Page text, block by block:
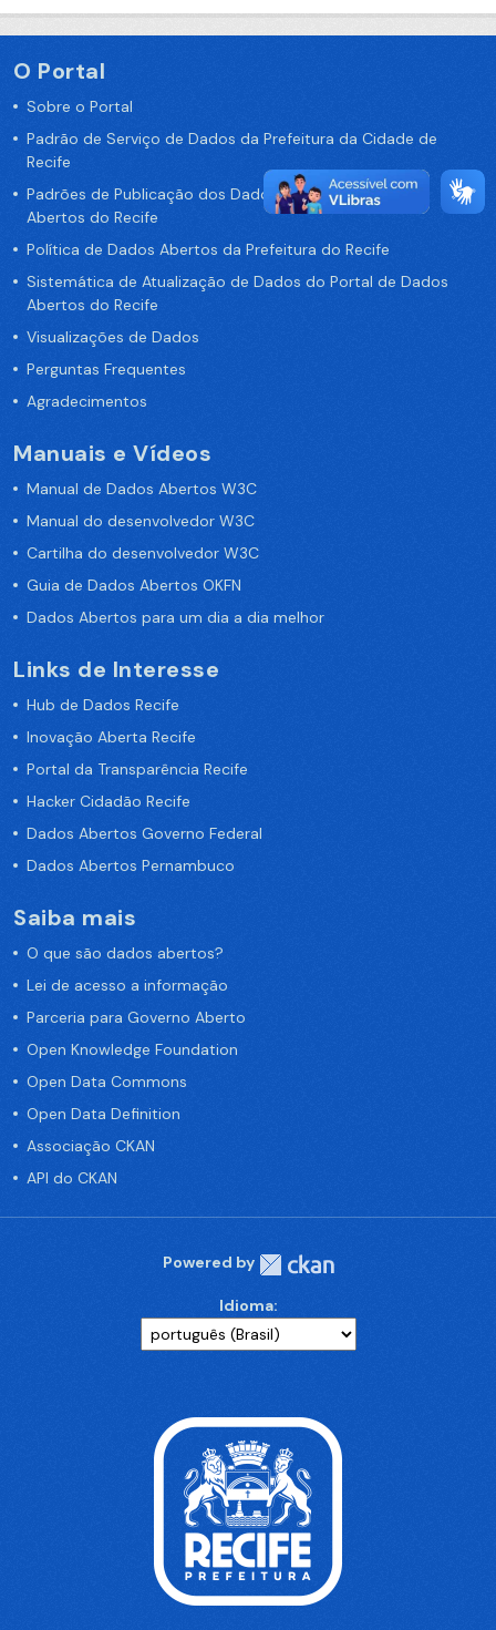
O Portal
Sobre o Portal
Padrão de Serviço de Dados da Prefeitura da Cidade de
Recife
Padrões de Publicação dos Dados no Portal de Dados
Abertos do Recife
Política de Dados Abertos da Prefeitura do Recife
Sistemática de Atualização de Dados do Portal de Dados
Abertos do Recife
Visualizações de Dados
Perguntas Frequentes
Agradecimentos
Manuais e Vídeos
Manual de Dados Abertos W3C
Manual do desenvolvedor W3C
Cartilha do desenvolvedor W3C
Guia de Dados Abertos OKFN
Dados Abertos para um dia a dia melhor
Links de Interesse
Hub de Dados Recife
Inovação Aberta Recife
Portal da Transparência Recife
Hacker Cidadão Recife
Dados Abertos Governo Federal
Dados Abertos Pernambuco
Saiba mais
O que são dados abertos?
Lei de acesso a informação
Parceria para Governo Aberto
Open Knowledge Foundation
Open Data Commons
Open Data Definition
Associação CKAN
API do CKAN
Powered by
Idioma